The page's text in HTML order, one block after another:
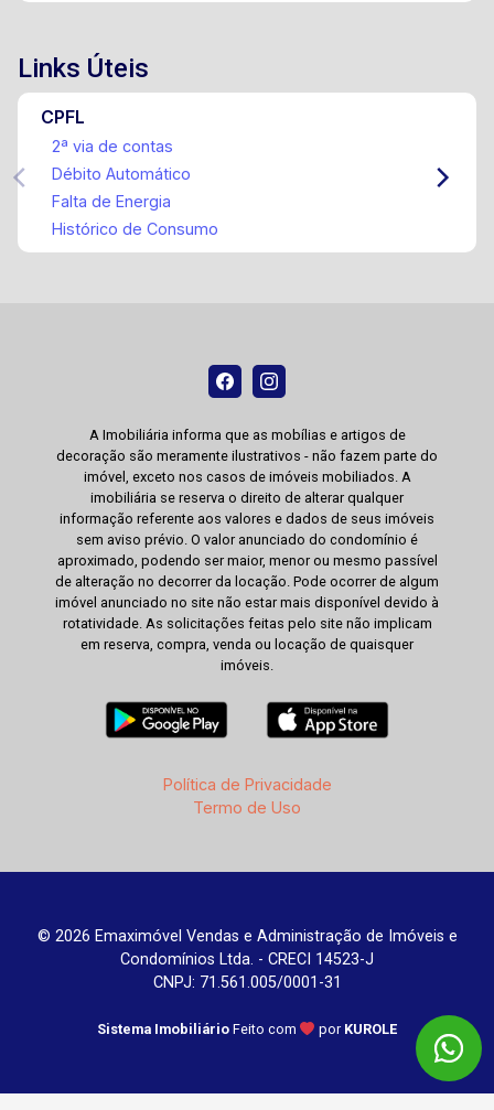
Links Úteis
CPFL
2ª via de contas
Débito Automático
Falta de Energia
Histórico de Consumo
A Imobiliária informa que as mobílias e artigos de
decoração são meramente ilustrativos - não fazem parte do
imóvel, exceto nos casos de imóveis mobiliados. A
imobiliária se reserva o direito de alterar qualquer
informação referente aos valores e dados de seus imóveis
sem aviso prévio. O valor anunciado do condomínio é
aproximado, podendo ser maior, menor ou mesmo passível
de alteração no decorrer da locação. Pode ocorrer de algum
imóvel anunciado no site não estar mais disponível devido à
rotatividade. As solicitações feitas pelo site não implicam
em reserva, compra, venda ou locação de quaisquer
imóveis.
Política de Privacidade
Termo de Uso
© 2026 Emaximóvel Vendas e Administração de Imóveis e
Condomínios Ltda. - CRECI 14523-J
CNPJ: 71.561.005/0001-31
Sistema Imobiliário Feito com por KUROLE